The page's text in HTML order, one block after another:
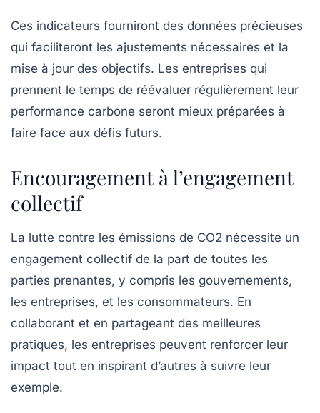
Ces indicateurs fourniront des données précieuses
qui faciliteront les ajustements nécessaires et la
mise à jour des objectifs. Les entreprises qui
prennent le temps de réévaluer régulièrement leur
performance carbone seront mieux préparées à
faire face aux défis futurs.
Encouragement à l’engagement
collectif
La lutte contre les émissions de CO2 nécessite un
engagement collectif de la part de toutes les
parties prenantes, y compris les gouvernements,
les entreprises, et les consommateurs. En
collaborant et en partageant des meilleures
pratiques, les entreprises peuvent renforcer leur
impact tout en inspirant d’autres à suivre leur
exemple.